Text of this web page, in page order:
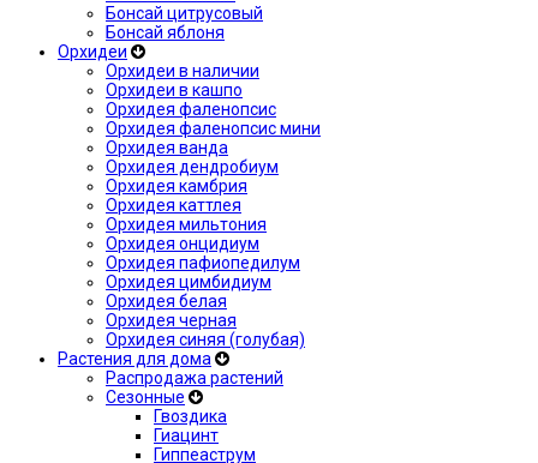
Бонсай цитрусовый
Бонсай яблоня
Орхидеи
Орхидеи в наличии
Орхидеи в кашпо
Орхидея фаленопсис
Орхидея фаленопсис мини
Орхидея ванда
Орхидея дендробиум
Орхидея камбрия
Орхидея каттлея
Орхидея мильтония
Орхидея онцидиум
Орхидея пафиопедилум
Орхидея цимбидиум
Орхидея белая
Орхидея черная
Орхидея синяя (голубая)
Растения для дома
Распродажа растений
Сезонные
Гвоздика
Гиацинт
Гиппеаструм